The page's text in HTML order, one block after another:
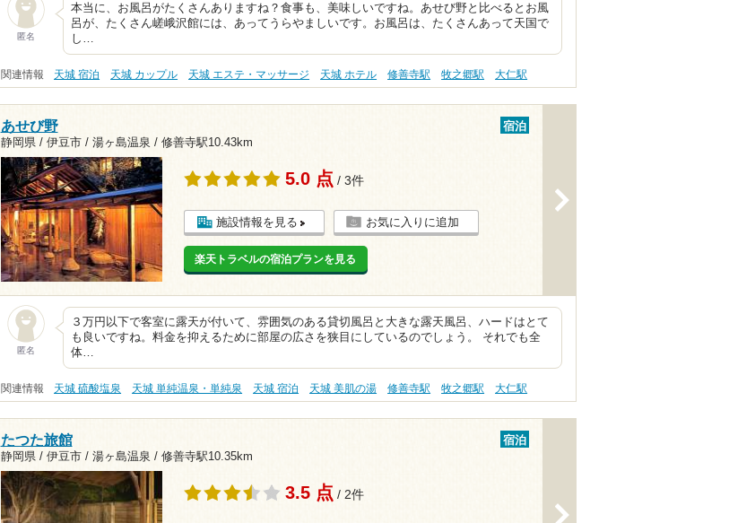
匿名
本当に、お風呂がたくさんありますね？食事も、美味しいですね。あせび野と比べるとお風
呂が、たくさん嵯峨沢館には、あってうらやましいです。お風呂は、たくさんあって天国で
し…
関連情報 天城 宿泊 天城 カップル 天城 エステ・マッサージ 天城 ホテル 修善寺駅 牧之郷駅 大仁駅
あせび野
静岡県 / 伊豆市 / 湯ヶ島温泉 / 修善寺駅10.43km
宿泊
5.0 点 / 3件
施設情報を見る お気に入りに追加
楽天トラベルの宿泊プランを見る
匿名
３万円以下で客室に露天が付いて、雰囲気のある貸切風呂と大きな露天風呂、ハードはとて
も良いですね。料金を抑えるために部屋の広さを狭目にしているのでしょう。 それでも全
体…
関連情報 天城 硫酸塩泉 天城 単純温泉・単純泉 天城 宿泊 天城 美肌の湯 修善寺駅 牧之郷駅 大仁駅
たつた旅館
静岡県 / 伊豆市 / 湯ヶ島温泉 / 修善寺駅10.35km
宿泊
3.5 点 / 2件